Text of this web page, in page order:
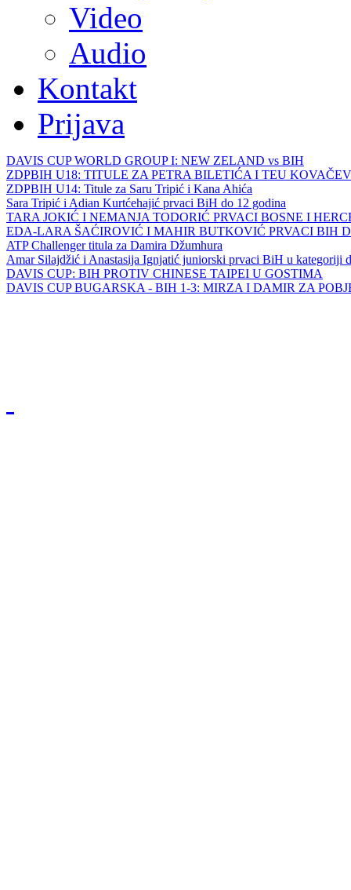
Video
Audio
Kontakt
Prijava
DAVIS CUP WORLD GROUP I: NEW ZELAND vs BIH
ZDPBIH U18: TITULE ZA PETRA BILETIĆA I TEU
ZDPBIH U14: Titule za Saru Tripić i Kana Ahića
Sara Tripić i Adian Kurtćehajić prvaci BiH do 12 godina
TARA JOKIĆ I NEMANJA TODORIĆ PRVACI BOSNE I
EDA-LARA ŠAĆIROVIĆ I MAHIR BUTKOVIĆ PRVACI BIH
ATP Challenger titula za Damira Džumhura
Amar Silajdžić i Anastasija Ignjatić juniorski prvaci BiH u kategoriji
DAVIS CUP: BIH PROTIV CHINESE TAIPEI U GOSTIMA
DAVIS CUP BUGARSKA - BIH 1-3: MIRZA I DAMIR ZA